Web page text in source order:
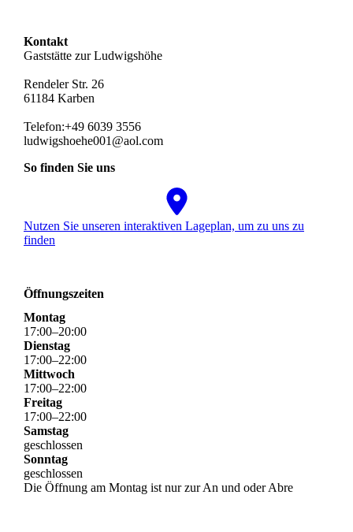
Kontakt
Gaststätte zur Ludwigshöhe
Rendeler Str. 26
61184 Karben
Telefon:+49 6039 3556
ludwigshoehe001@aol.com
So finden Sie uns
Nutzen Sie unseren interaktiven La­ge­plan, um zu uns zu
finden
Öffnungszeiten
Montag
17:00–20:00
Dienstag
17:00–22:00
Mittwoch
17:00–22:00
Freitag
17:00–22:00
Samstag
geschlossen
Sonntag
geschlossen
Die Öffnung am Montag ist nur zur An und oder Abre